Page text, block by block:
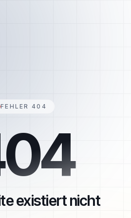
FEHLER 404
existiert nicht